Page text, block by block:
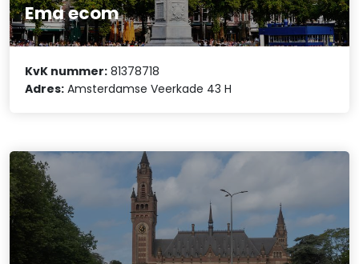
Ema ecom
KvK nummer: 81378718
Adres: Amsterdamse Veerkade 43 H